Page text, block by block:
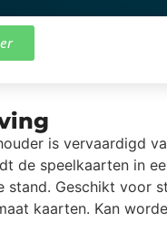
is vervaardigd
de speelkaarten in
stand. Geschikt voor
kaarten. Kan